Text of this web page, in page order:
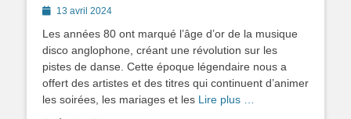
Posted13 avril 2024
Les années 80 ont marqué l’âge d’or de la musique
disco anglophone, créant une révolution sur les
pistes de danse. Cette époque légendaire nous a
offert des artistes et des titres qui continuent d’animer
les soirées, les mariages et les Lire plus …